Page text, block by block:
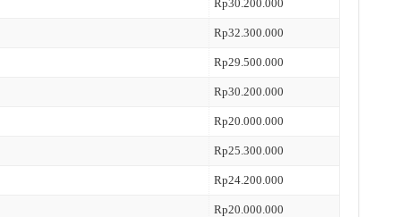
Rp30.200.000
Rp32.300.000
Rp29.500.000
Rp30.200.000
Rp20.000.000
Rp25.300.000
Rp24.200.000
Rp20.000.000